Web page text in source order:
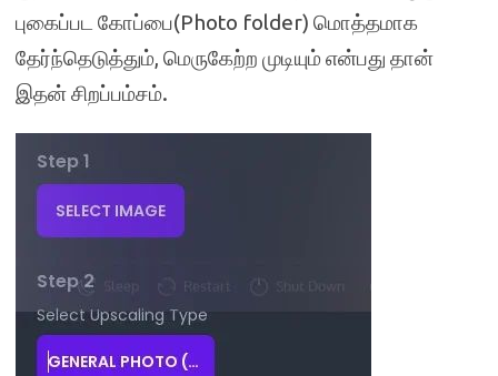
புகைப்பட கோப்பை(Photo folder) மொத்தமாக
தேர்ந்தெடுத்தும், மெருகேற்ற முடியும் என்பது தான்
இதன் சிறப்பம்சம்.